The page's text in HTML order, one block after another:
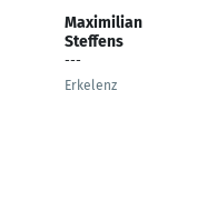
Maximilian
Steffens
---
Erkelenz